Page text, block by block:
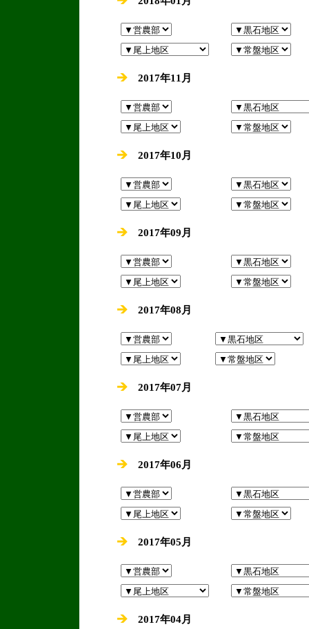
2017年11月
2017年10月
2017年09月
2017年08月
2017年07月
2017年06月
2017年05月
2017年04月